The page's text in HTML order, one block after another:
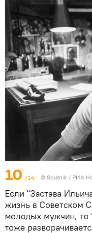
10 /14 © Sputnik / РИА
Если "Застава
жизнь в Советском
молодых мужчин,
тоже